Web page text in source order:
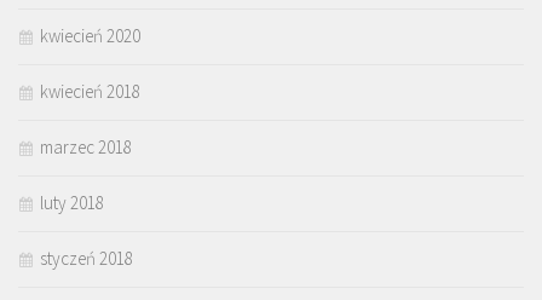
kwiecień 2020
kwiecień 2018
marzec 2018
luty 2018
styczeń 2018